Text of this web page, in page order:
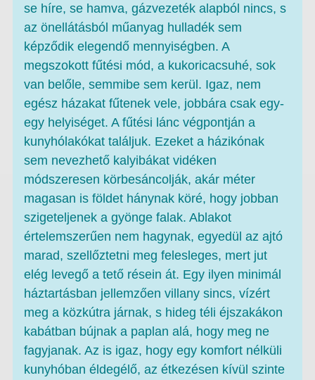
se híre, se hamva, gázvezeték alapból nincs, s
az önellátásból műanyag hulladék sem
képződik elegendő mennyiségben. A
megszokott fűtési mód, a kukoricacsuhé, sok
van belőle, semmibe sem kerül. Igaz, nem
egész házakat fűtenek vele, jobbára csak egy-
egy helyiséget. A fűtési lánc végpontján a
kunyhólakókat találjuk. Ezeket a házikónak
sem nevezhető kalyibákat vidéken
módszeresen körbesáncolják, akár méter
magasan is földet hánynak köré, hogy jobban
szigeteljenek a gyönge falak. Ablakot
értelemszerűen nem hagynak, egyedül az ajtó
marad, szellőztetni meg felesleges, mert jut
elég levegő a tető résein át. Egy ilyen minimál
háztartásban jellemzően villany sincs, vízért
meg a közkútra járnak, s hideg téli éjszakákon
kabátban bújnak a paplan alá, hogy meg ne
fagyjanak. Az is igaz, hogy egy komfort nélküli
kunyhóban éldegélő, az étkezésen kívül szinte